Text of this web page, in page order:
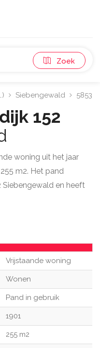
Zoek
Siebengewald 5853
152
woning uit het jaar
m2. Het pand
Siebengewald en heeft
Vrijstaande woning
Wonen
Pand in gebruik
1901
255 m2